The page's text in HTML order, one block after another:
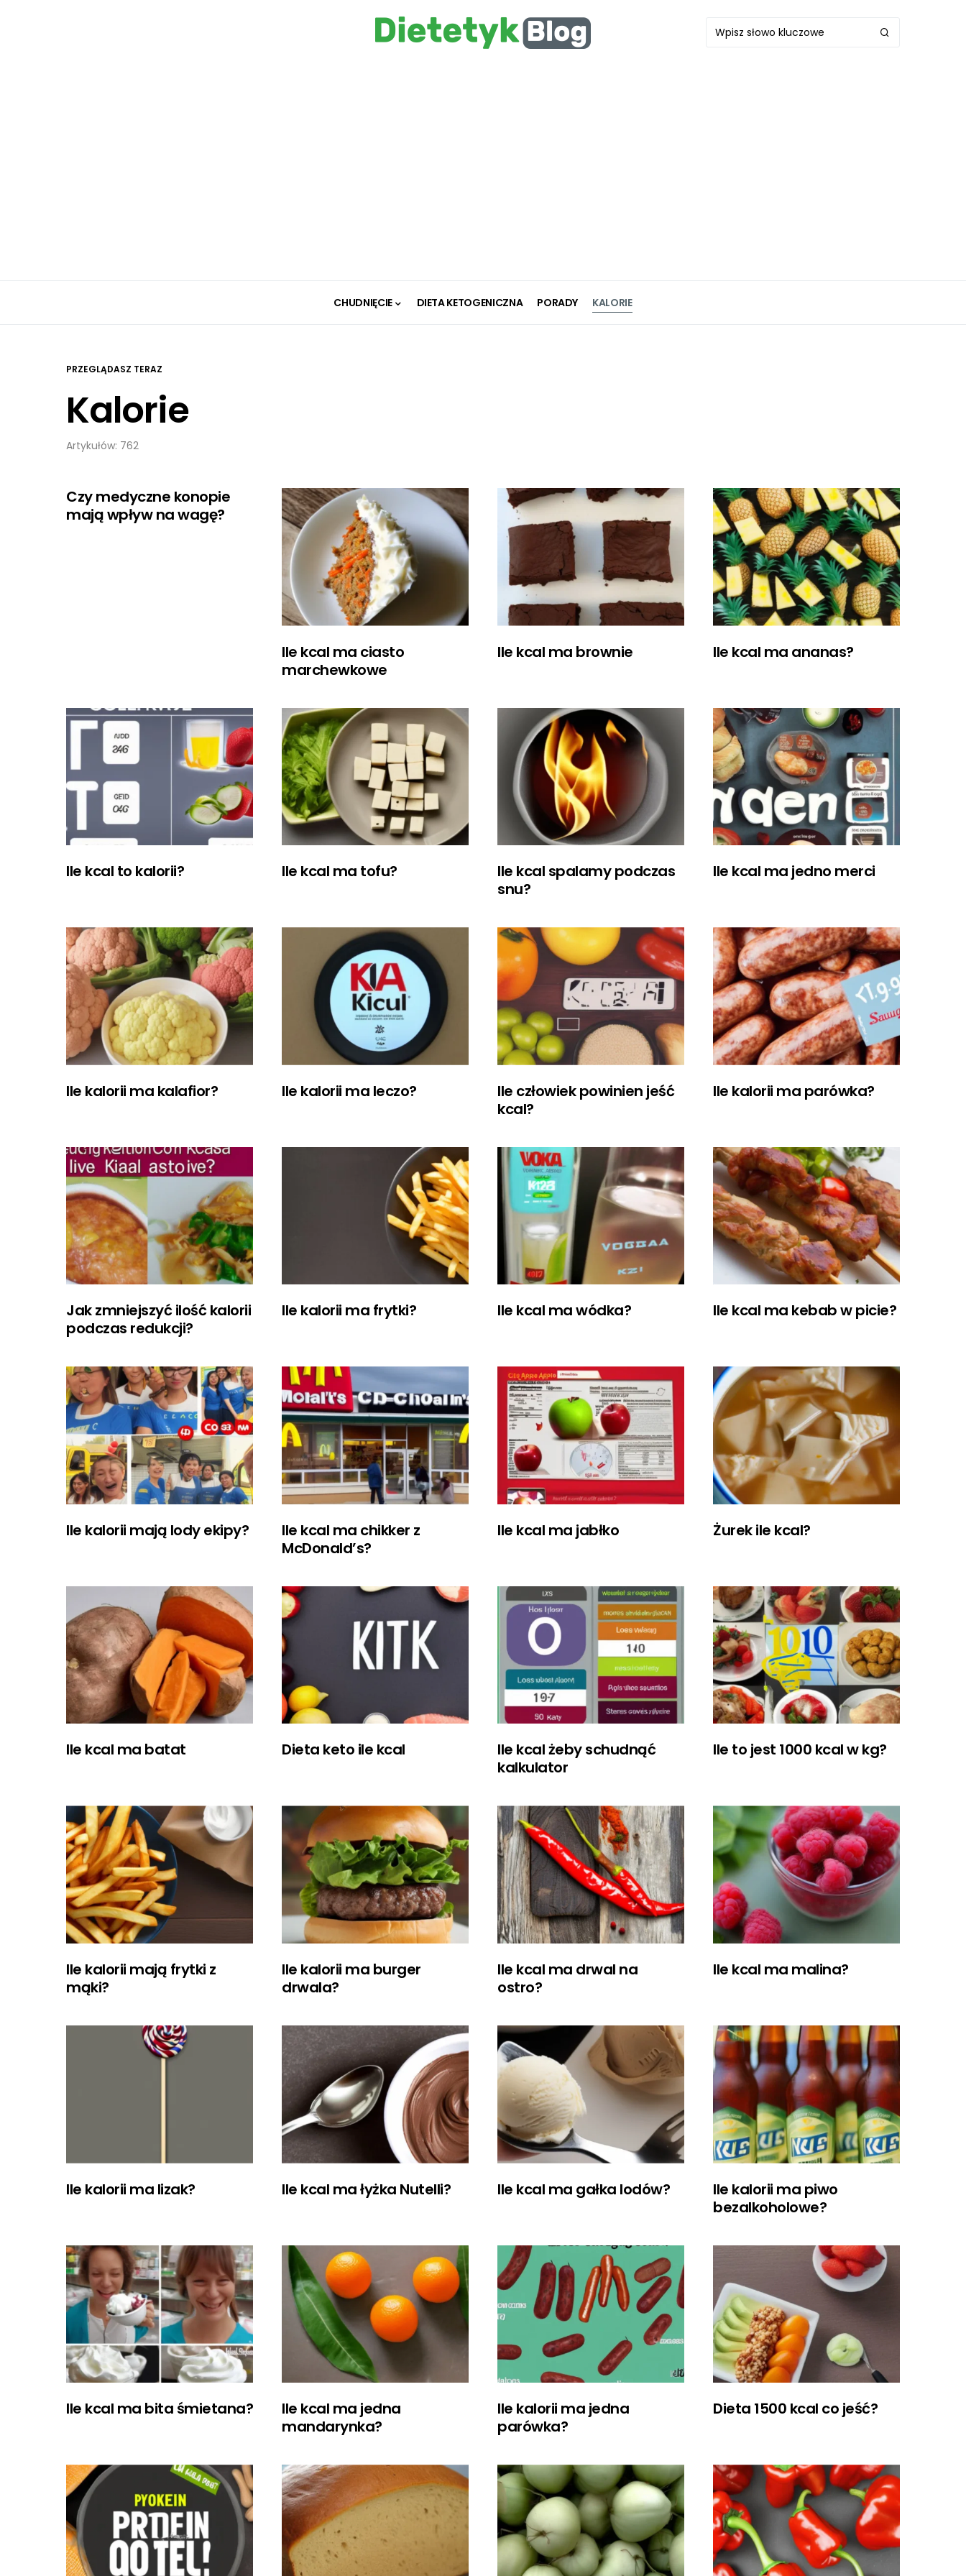
CHUDNIĘCIE DIETA KETOGENICZNA PORADY KALORIE
PRZEGLĄDASZ TERAZ
Kalorie
Artykułów: 762
Czy medyczne konopie
mają wpływ na wagę?
Ile kcal ma ciasto
marchewkowe
Ile kcal ma brownie Ile kcal ma ananas?
Ile kcal to kalorii? Ile kcal ma tofu?
Ile kcal spalamy podczas
snu?
Ile kcal ma jedno merci
Ile kalorii ma kalafior? Ile kalorii ma leczo?
Ile człowiek powinien jeść
kcal?
Ile kalorii ma parówka?
Jak zmniejszyć ilość kalorii
podczas redukcji?
Ile kalorii ma frytki? Ile kcal ma wódka? Ile kcal ma kebab w picie?
Ile kalorii mają lody ekipy?
Ile kcal ma chikker z
McDonald’s?
Ile kcal ma jabłko Żurek ile kcal?
Ile kcal ma batat Dieta keto ile kcal
Ile kcal żeby schudnąć
kalkulator
Ile to jest 1000 kcal w kg?
Ile kalorii mają frytki z
mąki?
Ile kalorii ma burger
drwala?
Ile kcal ma drwal na
ostro?
Ile kcal ma malina?
Ile kalorii ma lizak? Ile kcal ma łyżka Nutelli? Ile kcal ma gałka lodów?
Ile kalorii ma piwo
bezalkoholowe?
Ile kcal ma bita śmietana?
Ile kcal ma jedna
mandarynka?
Ile kalorii ma jedna
parówka?
Dieta 1500 kcal co jeść?